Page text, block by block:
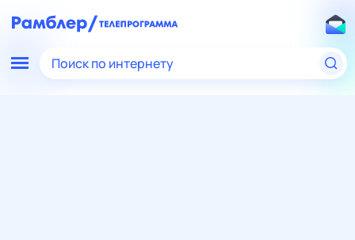
Поиск по интернету